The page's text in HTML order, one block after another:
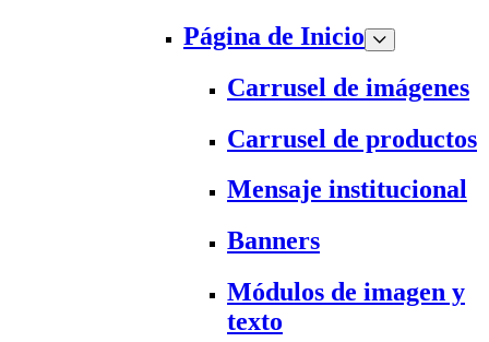
Página de Inicio
Carrusel de imágenes
Carrusel de productos
Mensaje institucional
Banners
Módulos de imagen y
texto